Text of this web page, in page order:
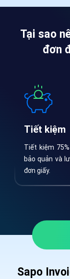
Tại sao
đơn
Tiết kiệm
Tiết kiệm
bảo quản và
đơn giấy.
Sapo